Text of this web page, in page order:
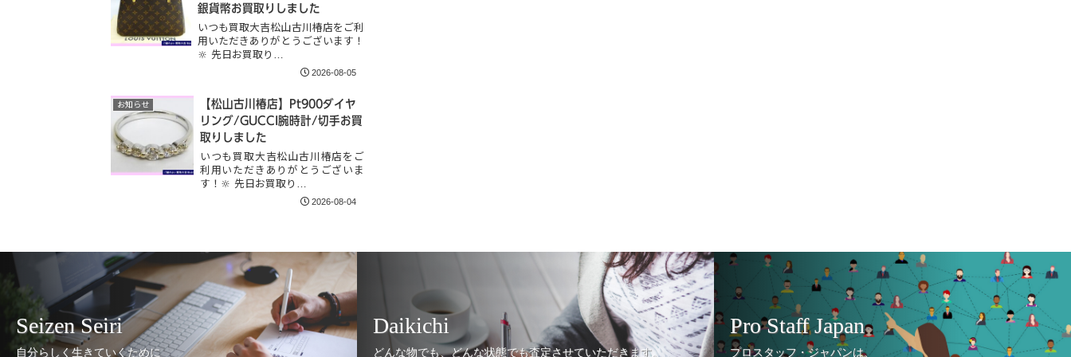
銀貨幣お買取りしました
いつも買取大吉松山古川椿店をご利
用いただきありがとうございます！
🔆 先日お買取り…
2026-08-05
お知らせ
【松山古川椿店】Pt900ダイヤ
リング/GUCCI腕時計/切手お買
取りしました
いつも買取大吉松山古川椿店をご
利用いただきありがとうございま
す！🔆 先日お買取り…
2026-08-04
Seizen Seiri
自分らしく生きていくために
Daikichi
どんな物でも、どんな状態でも査定させていただきます。
Pro Staff Japan
プロスタッフ・ジャパンは、